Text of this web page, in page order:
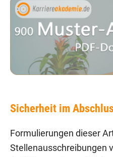
Sicherheit im
Formulierungen dieser
Stellenausschreibungen